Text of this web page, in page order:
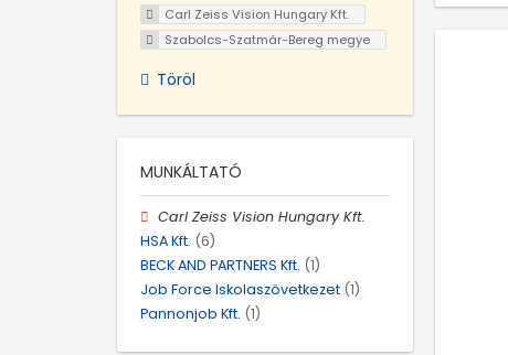
Carl Zeiss Vision Hungary Kft.
Szabolcs-Szatmár-Bereg megye
Töröl
MUNKÁLTATÓ
Carl Zeiss Vision Hungary Kft.
HSA Kft. (6)
BECK AND PARTNERS Kft. (1)
Job Force Iskolaszövetkezet (1)
Pannonjob Kft. (1)